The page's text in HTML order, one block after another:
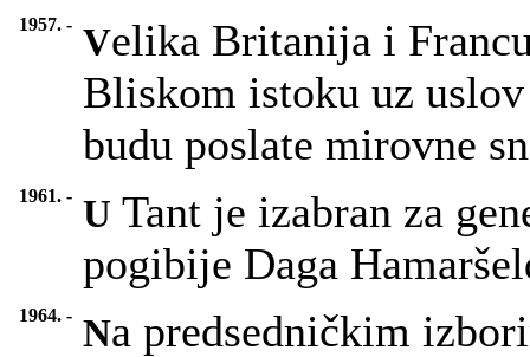
1957. - Velika Britanija i
Bliskom istoku uz
budu poslate mirovne
1961. - U Tant je izabran za
pogibije Daga
1964. - Na predsedničkim